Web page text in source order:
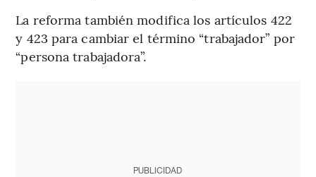
La reforma también modifica los artículos 422
y 423 para cambiar el término “trabajador” por
“persona trabajadora”.
PUBLICIDAD